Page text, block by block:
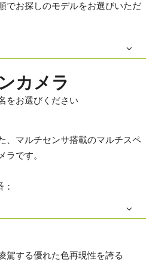
でお探しのモデルをお選びいただ
カメラ
をお選びください
、マルチセンサ搭載のマルチスペ
ラです。
駕する優れた色再現性を誇る